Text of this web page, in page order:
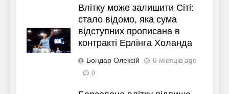
Влітку може залишити Сіті:
стало відомо, яка сума
відступних прописана в
контракті Ерлінга Холанда
Бондар Олексій 6 місяців ago
0